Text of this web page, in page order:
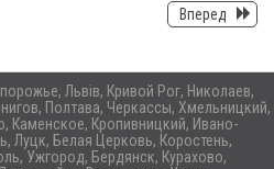
Вперед
Львів, Кривой Рог, Николаев,
Полтава, Черкассы, Хмельницкий,
Кропивницкий, Ивано-
Луцк, Белая Церковь, Коростень,
Ужгород, Бердянск, Курахово,